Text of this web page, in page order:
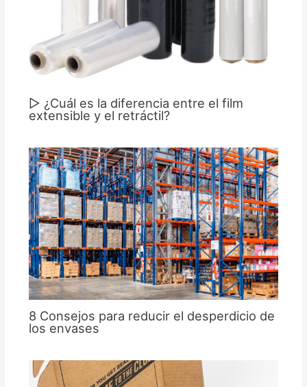
▷ ¿Cuál es la diferencia entre el film
extensible y el retráctil?
8 Consejos para reducir el desperdicio de
los envases